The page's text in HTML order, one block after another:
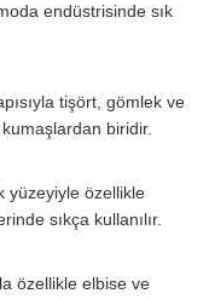
endüstrisinde sık
tişört, gömlek ve
biridir.
yüzeyiyle özellikle
sıkça kullanılır.
özellikle elbise ve